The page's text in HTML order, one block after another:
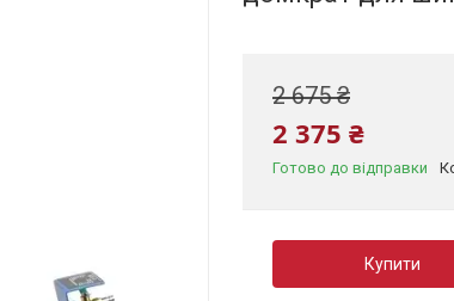
2 675 ₴
2 375 ₴
Готово до відправки
Купити